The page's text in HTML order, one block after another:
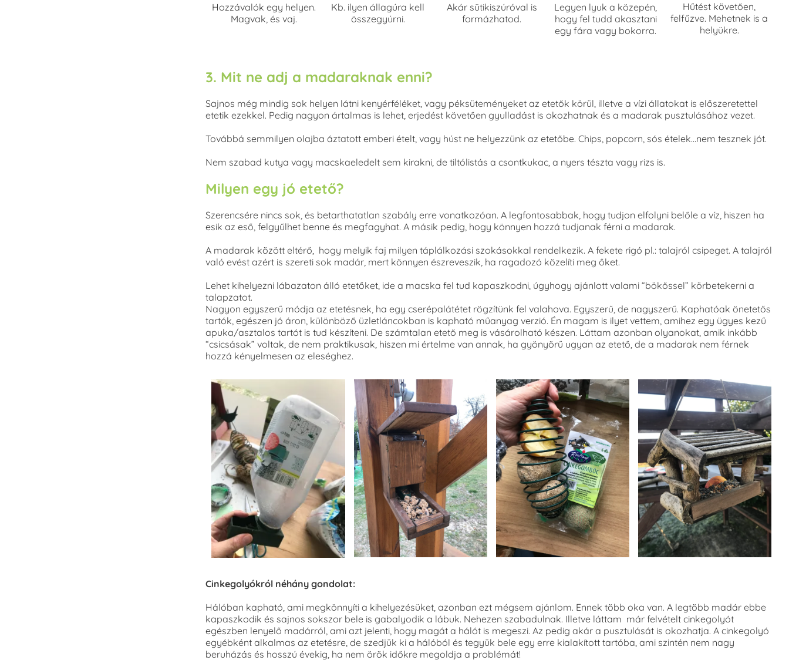
Hozzávalók egy helyen.
Magvak, és vaj.
Kb. ilyen állagúra kell
összegyúrni.
Akár sütikiszúróval is
formázhatod.
Legyen lyuk a közepén,
hogy fel tudd akasztani
egy fára vagy bokorra.
Hűtést követően,
felfűzve. Mehetnek is a
helyükre.
3. Mit ne adj a madaraknak enni?
Sajnos még mindig sok helyen látni kenyérféléket, vagy péksüteményeket az etetők körül, illetve a vízi állatokat is előszeretettel
etetik ezekkel. Pedig nagyon ártalmas is lehet, erjedést követően gyulladást is okozhatnak és a madarak pusztulásához vezet.
Továbbá semmilyen olajba áztatott emberi ételt, vagy húst ne helyezzünk az etetőbe. Chips, popcorn, sós ételek…nem tesznek jót.
Nem szabad kutya vagy macskaeledelt sem kirakni, de tiltólistás a csontkukac, a nyers tészta vagy rizs is.
Milyen egy jó etető?
Szerencsére nincs sok, és betarthatatlan szabály erre vonatkozóan. A legfontosabbak, hogy tudjon elfolyni belőle a víz, hiszen ha
esik az eső, felgyűlhet benne és megfagyhat. A másik pedig, hogy könnyen hozzá tudjanak férni a madarak.
A madarak között eltérő, hogy melyik faj milyen táplálkozási szokásokkal rendelkezik. A fekete rigó pl.: talajról csipeget. A talajról
való evést azért is szereti sok madár, mert könnyen észreveszik, ha ragadozó közelíti meg őket.
Lehet kihelyezni lábazaton álló etetőket, ide a macska fel tud kapaszkodni, úgyhogy ajánlott valami “bökőssel” körbetekerni a
talapzatot.
Nagyon egyszerű módja az etetésnek, ha egy cserépalátétet rögzítünk fel valahova. Egyszerű, de nagyszerű. Kaphatóak önetetős
tartók, egészen jó áron, különböző üzletláncokban is kapható műanyag verzió. Én magam is ilyet vettem, amihez egy ügyes kezű
apuka/asztalos tartót is tud készíteni. De számtalan etető meg is vásárolható készen. Láttam azonban olyanokat, amik inkább
“csicsásak” voltak, de nem praktikusak, hiszen mi értelme van annak, ha gyönyörű ugyan az etető, de a madarak nem férnek
hozzá kényelmesen az eleséghez.
Cinkegolyókról néhány gondolat:
Hálóban kapható, ami megkönnyíti a kihelyezésüket, azonban ezt mégsem ajánlom. Ennek több oka van. A legtöbb madár ebbe
kapaszkodik és sajnos sokszor bele is gabalyodik a lábuk. Nehezen szabadulnak. Illetve láttam már felvételt cinkegolyót
egészben lenyelő madárról, ami azt jelenti, hogy magát a hálót is megeszi. Az pedig akár a pusztulását is okozhatja. A cinkegolyó
egyébként alkalmas az etetésre, de szedjük ki a hálóból és tegyük bele egy erre kialakított tartóba, ami szintén nem nagy
beruházás és hosszú évekig, ha nem örök időkre megoldja a problémát!